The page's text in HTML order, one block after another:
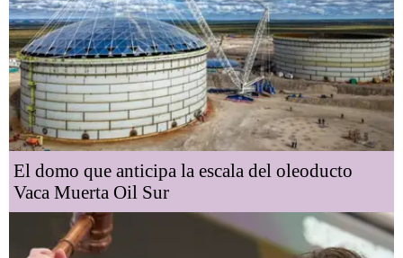
El domo que anticipa la escala del oleoducto
Vaca Muerta Oil Sur